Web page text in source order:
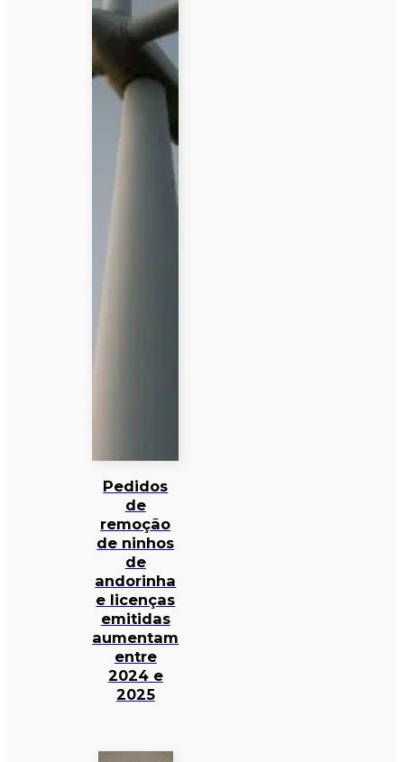
Pedidos
de
remoção
de ninhos
de
andorinha
e licenças
emitidas
aumentam
entre
2024 e
2025